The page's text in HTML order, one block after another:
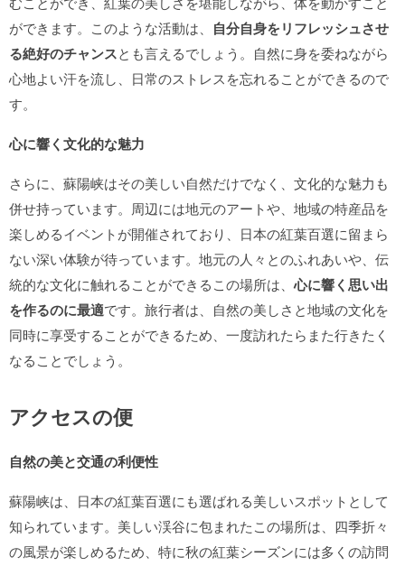
ができます。このような活動は、 自分自身をリフレッシュさせ
る絶好のチャンスとも言えるでしょう。自然に身を委ねながら
心地よい汗を流し、日常のストレスを忘れることができるので
す。
心に響く文化的な魅力
さらに、蘇陽峡はその美しい自然だけでなく、文化的な魅力も
併せ持っています。周辺には地元のアートや、地域の特産品を
楽しめるイベントが開催されており、日本の紅葉百選に留まら
ない深い体験が待っています。地元の人々とのふれあいや、伝
統的な文化に触れることができるこの場所は、心に響く思い出
を作るのに最適です。旅行者は、自然の美しさと地域の文化を
同時に享受することができるため、一度訪れたらまた行きたく
なることでしょう。
アクセスの便
自然の美と交通の利便性
蘇陽峡は、日本の紅葉百選にも選ばれる美しいスポットとして
知られています。美しい渓谷に包まれたこの場所は、四季折々
の風景が楽しめるため、特に秋の紅葉シーズンには多くの訪問